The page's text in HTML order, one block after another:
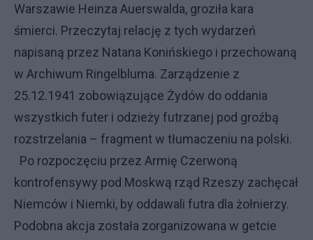
Warszawie Heinza Auerswalda, groziła kara
śmierci. Przeczytaj relację z tych wydarzeń
napisaną przez Natana Konińskiego i przechowaną
w Archiwum Ringelbluma. Zarządzenie z
25.12.1941 zobowiązujące Żydów do oddania
wszystkich futer i odzieży futrzanej pod groźbą
rozstrzelania – fragment w tłumaczeniu na polski.
Po rozpoczęciu przez Armię Czerwoną
kontrofensywy pod Moskwą rząd Rzeszy zachęcał
Niemców i Niemki, by oddawali futra dla żołnierzy.
Podobna akcja została zorganizowana w getcie